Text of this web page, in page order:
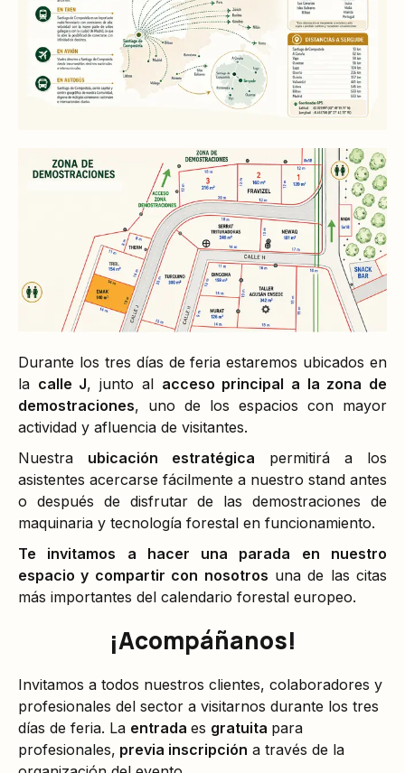
Durante los tres días de feria estaremos ubicados en
la calle J, junto al acceso principal a la zona de
demostraciones, uno de los espacios con mayor
actividad y afluencia de visitantes.
Nuestra ubicación estratégica permitirá a los
asistentes acercarse fácilmente a nuestro stand antes
o después de disfrutar de las demostraciones de
maquinaria y tecnología forestal en funcionamiento.
Te invitamos a hacer una parada en nuestro
espacio y compartir con nosotros una de las citas
más importantes del calendario forestal europeo.
¡Acompáñanos!
Invitamos a todos nuestros clientes, colaboradores y
profesionales del sector a visitarnos durante los tres
días de feria. La entrada es gratuita para
profesionales, previa inscripción a través de la